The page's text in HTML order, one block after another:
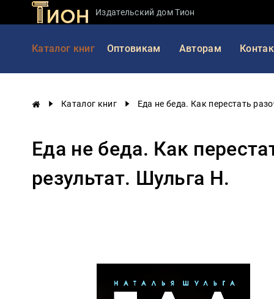
Издательский дом Тион
Каталог книг Оптовикам Авторам
Каталог книг Еда не беда. Как перестать
Еда не беда. Как
результат. Шульга Н.
Занимательная
наука
История
Экономика
и